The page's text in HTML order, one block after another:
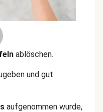
ablöschen.
und gut
aufgenommen wurde,